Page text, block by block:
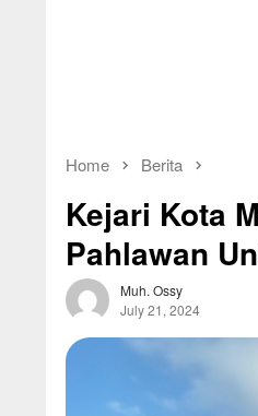
Home Berita
Kejari Kota
Pahlawan
Muh. Ossy
July 21, 2024